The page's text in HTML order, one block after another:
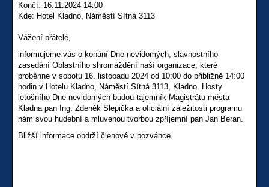
Končí: 16.11.2024 14:00
Kde: Hotel Kladno, Náměstí Sítná 3113
Vážení přátelé,
informujeme vás o konání Dne nevidomých, slavnostního
zasedání Oblastního shromáždění naší organizace, které
proběhne v sobotu 16. listopadu 2024 od 10:00 do přibližně 14:00
hodin v Hotelu Kladno, Náměstí Sítná 3113, Kladno. Hosty
letošního Dne nevidomých budou tajemník Magistrátu města
Kladna pan Ing. Zdeněk Slepička a oficiální záležitosti programu
nám svou hudební a mluvenou tvorbou zpříjemní pan Jan Beran.
Bližší informace obdrží členové v pozvánce.